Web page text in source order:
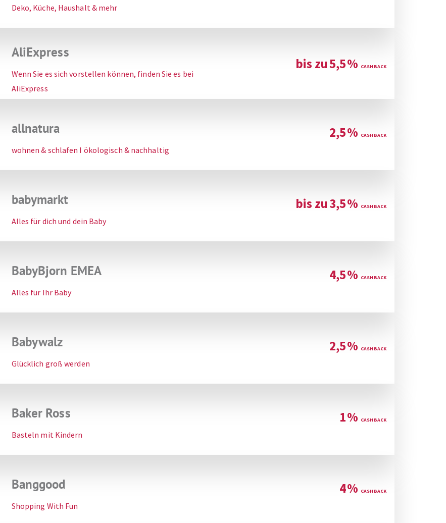
Deko, Küche, Haushalt & mehr
AliExpress
Wenn Sie es sich vorstellen können, finden Sie es bei
AliExpress
bis zu5,5%
allnatura
wohnen & schlafen I ökologisch & nachhaltig
2,5%
babymarkt
Alles für dich und dein Baby
bis zu3,5%
BabyBjorn EMEA
Alles für Ihr Baby
4,5%
Babywalz
Glücklich groß werden
2,5%
Baker Ross
Basteln mit Kindern
1%
Banggood
Shopping With Fun
4%